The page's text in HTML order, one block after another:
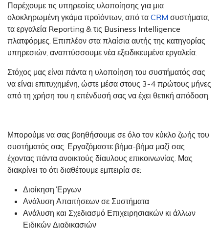
Παρέχουμε τις υπηρεσίες υλοποίησης για μια
ολοκληρωμένη γκάμα προϊόντων, από τα CRM συστήματα,
τα εργαλεία Reporting & τις Business Intelligence
πλατφόρμες. Επιπλέον στα πλαίσια αυτής της κατηγορίας
υπηρεσιών, αναπτύσσουμε νέα εξειδικευμένα εργαλεία.
Στόχος μας είναι πάντα η υλοποίηση του συστήματός σας
να είναι επιτυχημένη, ώστε μέσα στους 3-4 πρώτους μήνες
από τη χρήση του η επένδυσή σας να έχει θετική απόδοση.
Μπορούμε να σας βοηθήσουμε σε όλο τον κύκλο ζωής του
συστήματός σας. Εργαζόμαστε βήμα-βήμα μαζί σας
έχοντας πάντα ανοικτούς δίαυλους επικοινωνίας. Μας
διακρίνει το ότι διαθέτουμε εμπειρία σε:
Διοίκηση Έργων
Ανάλυση Απαιτήσεων σε Συστήματα
Ανάλυση και Σχεδιασμό Επιχειρησιακών κι άλλων
Ειδικών Διαδικασιών